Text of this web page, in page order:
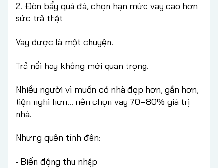
2. Đòn bẩy quá đà, chọn hạn mức vay cao hơn
sức trả thật
Vay được là một chuyện.
Trả nổi hay không mới quan trọng.
Nhiều người vì muốn có nhà đẹp hơn, gần hơn,
tiện nghi hơn… nên chọn vay 70–80% giá trị
nhà.
Nhưng quên tính đến:
• Biến động thu nhập